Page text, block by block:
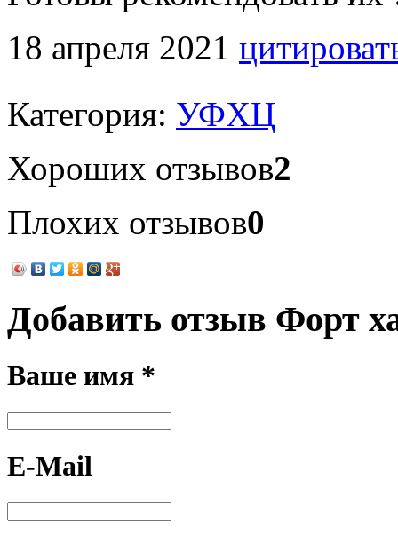
18 апреля 2021
Категория: УФХЦ
Хороших отзывов2
Плохих отзывов0
Добавить отзыв Форт
Ваше имя *
E-Mail